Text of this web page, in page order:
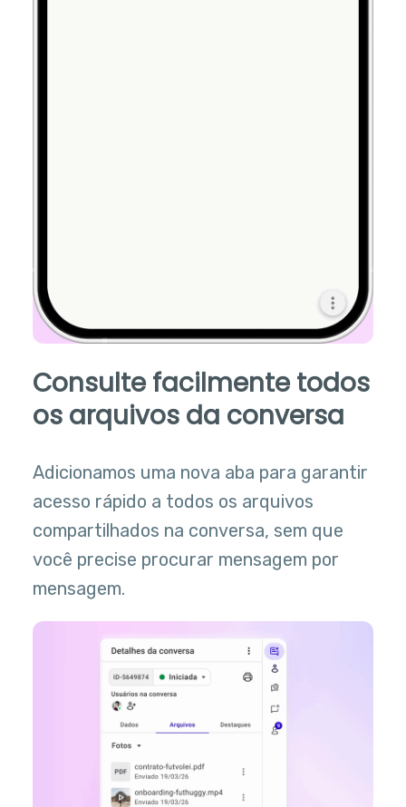
Consulte facilmente todos
os arquivos da conversa
Adicionamos uma nova aba para garantir
acesso rápido a todos os arquivos
compartilhados na conversa, sem que
você precise procurar mensagem por
mensagem.